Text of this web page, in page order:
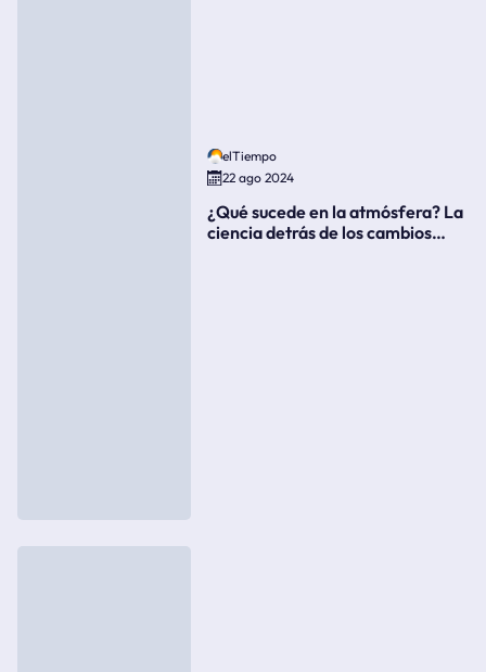
elTiempo
22 ago 2024
¿Qué sucede en la atmósfera? La
ciencia detrás de los cambios